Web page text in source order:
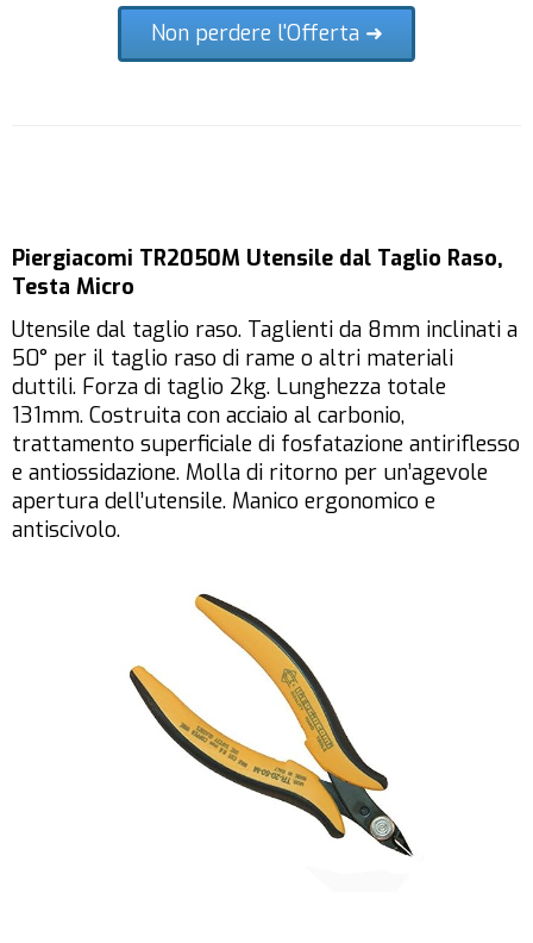
Non perdere l'Offerta ➜
Piergiacomi TR2050M Utensile dal Taglio Raso,
Testa Micro
Utensile dal taglio raso. Taglienti da 8mm inclinati a
50° per il taglio raso di rame o altri materiali
duttili. Forza di taglio 2kg. Lunghezza totale
131mm. Costruita con acciaio al carbonio,
trattamento superficiale di fosfatazione antiriflesso
e antiossidazione. Molla di ritorno per un’agevole
apertura dell’utensile. Manico ergonomico e
antiscivolo.